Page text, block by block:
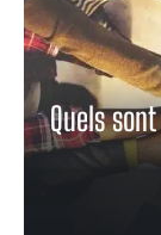
Quels